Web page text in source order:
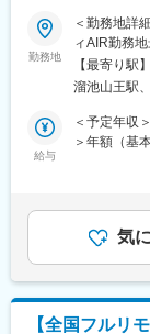
■プロジェク
・化粧品メ
ョン戦略立
グロース支援
・小売業に
2015年か
得率は84％
間減少等改
を実施。仕
ツール共有
●資生堂、
●【全国フ
は85％】と
■Song部門
顧客体験価
く“どうし
◆業務内容
サービスと
結びつけ、
勤務地
＜勤務地詳
ィAIR勤務
動喫煙対策
モートワー
【最寄り駅】
溜池山王駅
給与
＜予定年収
＞年額（基
給・住宅手
じて上下す
記です。
気
【全国フルリ